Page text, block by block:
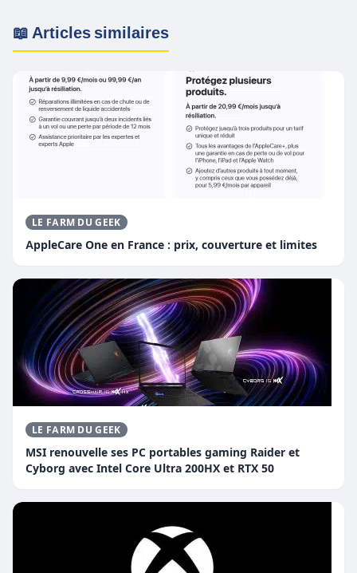
📖 Articles similaires
LE FARM DU GEEK
AppleCare One en France : prix, couverture et limites
LE FARM DU GEEK
MSI renouvelle ses PC portables gaming Raider et
Cyborg avec Intel Core Ultra 200HX et RTX 50